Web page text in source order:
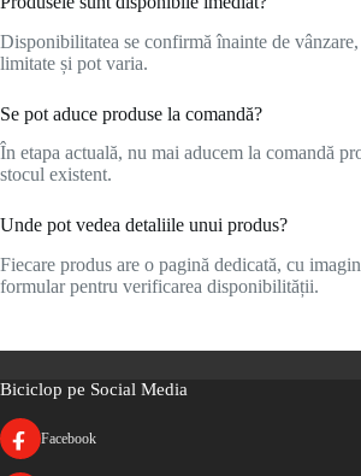
Disponibilitatea se confirmă înainte de
limitate și pot varia.
Se pot aduce produse la comandă?
În etapa actuală, nu mai aducem la comandă
stocul existent.
Unde pot vedea detaliile unui produs?
Fiecare produs are o pagină dedicată, cu
formular pentru verificarea disponibilității.
Biciclop pe Social Media
Facebook